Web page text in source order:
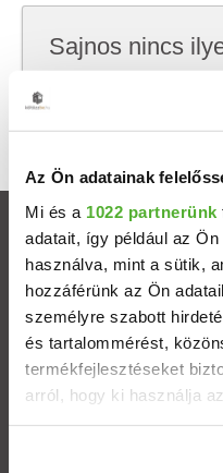
Az Ön adatainak
Mi és a 1022 partnerünk
adatait, így például az
használva, mint a sütik,
hozzáférünk az Ön
személyre szabott
és tartalommérést,
termékfejlesztéseket
arról, hogy ki használja
Sajnos nincs
Próbálj meg
keresni, hátha
Ingatlanok
Eladó házak
Eladó lakások